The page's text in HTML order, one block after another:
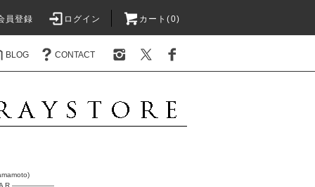
員登録 ログイン カート(0)
BLOG CONTACT
R ――――――